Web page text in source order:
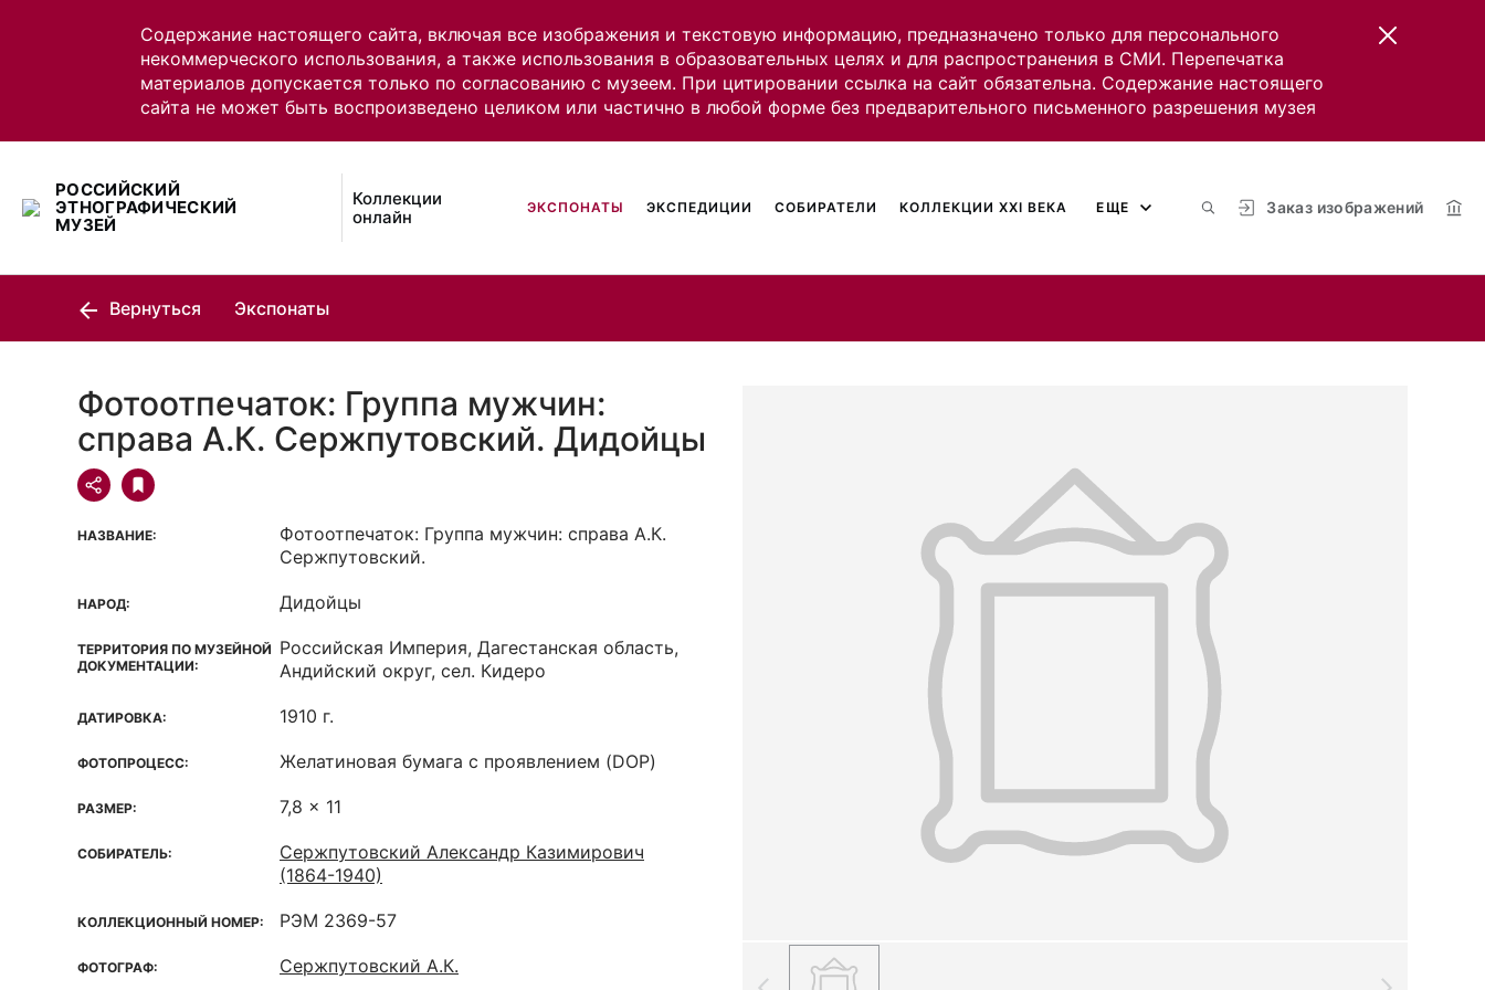
Содержание настоящего сайта, включая все изображения и текстовую информацию, предназначено только для персонального
некоммерческого использования, а также использования в образовательных целях и для распространения в СМИ. Перепечатка
материалов допускается только по согласованию с музеем. При цитировании ссылка на сайт обязательна. Содержание настоящего
сайта не может быть воспроизведено целиком или частично в любой форме без предварительного письменного разрешения музея
РОССИЙСКИЙ
ЭТНОГРАФИЧЕСКИЙ
МУЗЕЙ
Коллекции
онлайн
Заказ изображений
ЭКСПОНАТЫ ЭКСПЕДИЦИИ СОБИРАТЕЛИ КОЛЛЕКЦИИ XXI ВЕКА ЕЩЕ
Вернуться Экспонаты
Фотоотпечаток: Группа мужчин:
справа А.К. Сержпутовский. Дидойцы
НАЗВАНИЕ:
Фотоотпечаток: Группа мужчин: справа А.К.
Сержпутовский.
НАРОД: Дидойцы
ТЕРРИТОРИЯ ПО МУЗЕЙНОЙ
ДОКУМЕНТАЦИИ:
Российская Империя, Дагестанская область,
Андийский округ, сел. Кидеро
ДАТИРОВКА: 1910 г.
ФОТОПРОЦЕСС: Желатиновая бумага с проявлением (DOP)
РАЗМЕР: 7,8 x 11
СОБИРАТЕЛЬ:
Сержпутовский Александр Казимирович
(1864-1940)
КОЛЛЕКЦИОННЫЙ НОМЕР: РЭМ 2369-57
ФОТОГРАФ: Сержпутовский А.К.